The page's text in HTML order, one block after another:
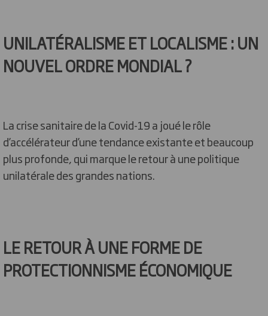
UNILATÉRALISME ET LOCALISME : UN
NOUVEL ORDRE MONDIAL ?
La crise sanitaire de la Covid-19 a joué le rôle
d’accélérateur d’une tendance existante et beaucoup
plus profonde, qui marque le retour à une politique
unilatérale des grandes nations.
LE RETOUR À UNE FORME DE
PROTECTIONNISME ÉCONOMIQUE